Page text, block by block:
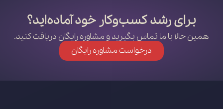
برای رشد کسب‌وکار خود آماده‌اید؟
همین حالا با ما تماس بگیرید و مشاوره رایگان دریافت کنید.
درخواست مشاوره رایگان